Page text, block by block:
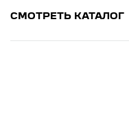
СМОТРЕТЬ КАТАЛОГ